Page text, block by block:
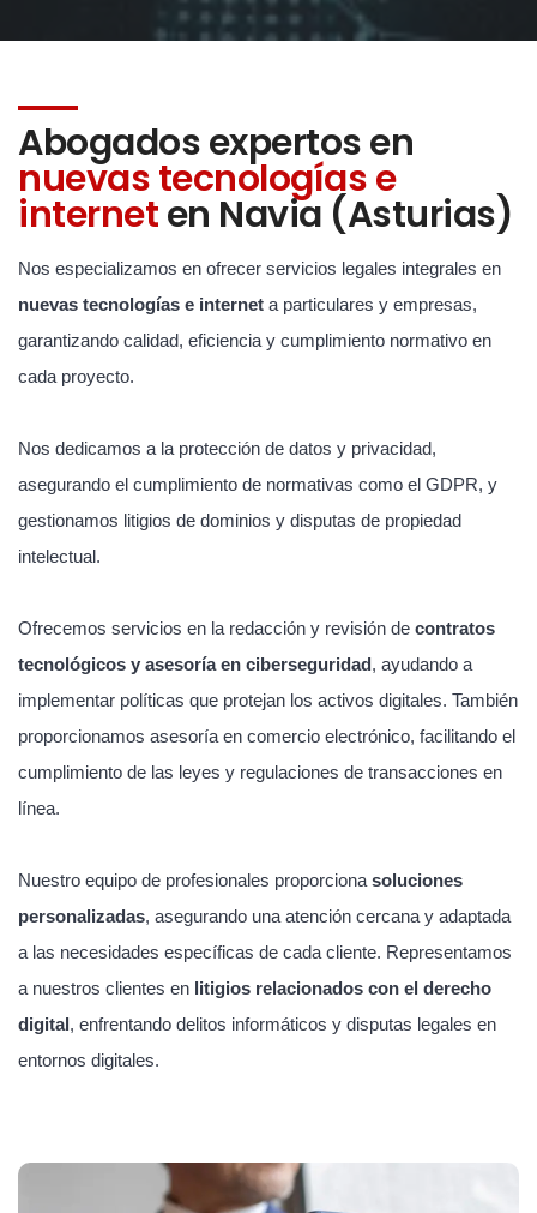
Abogados expertos en
nuevas tecnologías e
interneten Navia (Asturias)
Nos especializamos en ofrecer servicios legales integrales en
nuevas tecnologías e internet a particulares y empresas,
garantizando calidad, eficiencia y cumplimiento normativo en
cada proyecto.
Nos dedicamos a la protección de datos y privacidad,
asegurando el cumplimiento de normativas como el GDPR, y
gestionamos litigios de dominios y disputas de propiedad
intelectual.
Ofrecemos servicios en la redacción y revisión de contratos
tecnológicos y asesoría en ciberseguridad, ayudando a
implementar políticas que protejan los activos digitales. También
proporcionamos asesoría en comercio electrónico, facilitando el
cumplimiento de las leyes y regulaciones de transacciones en
línea.
Nuestro equipo de profesionales proporciona soluciones
personalizadas, asegurando una atención cercana y adaptada
a las necesidades específicas de cada cliente. Representamos
a nuestros clientes en litigios relacionados con el derecho
digital, enfrentando delitos informáticos y disputas legales en
entornos digitales.